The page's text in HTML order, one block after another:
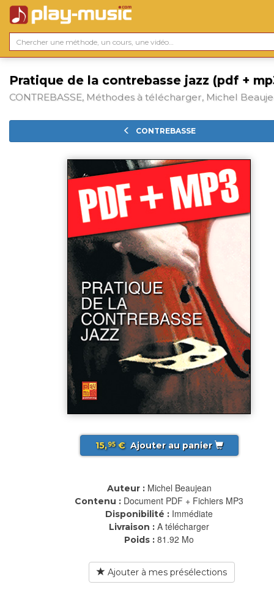
Pratique de la contrebasse jazz (pdf +
CONTREBASSE, Méthodes à télécharger, Michel
CONTREBASSE
15,95€ Ajouter au panier
Auteur : Michel Beaujean
Contenu : Document PDF + Fichiers MP3
Disponibilité : Immédiate
Livraison : A télécharger
Poids : 81.92 Mo
Ajouter à mes présélections